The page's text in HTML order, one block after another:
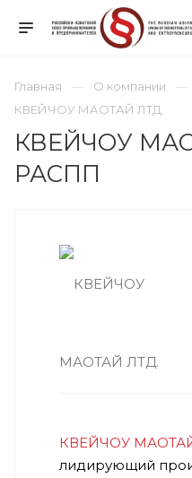
Главная О компании
КВЕЙЧОУ МАОТАЙ ЛТД.
КВЕЙЧОУ
РАСПП
КВЕЙЧОУ
лидирующий